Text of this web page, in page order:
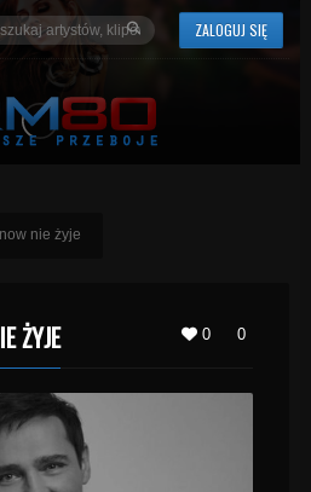
ZALOGUJ SIĘ
nie żyje
0 0
ŻYJE